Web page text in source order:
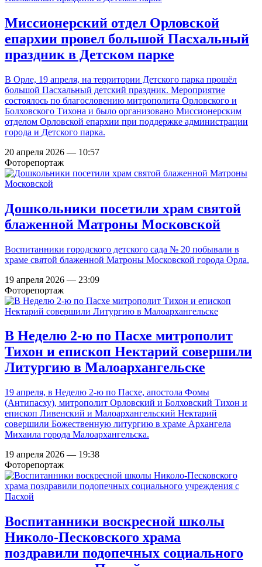
Миссионерский отдел Орловской
епархии провел большой Пасхальный
праздник в Детском парке
В Орле, 19 апреля, на территории Детского парка прошёл
большой Пасхальный детский праздник. Мероприятие
состоялось по благословению митрополита Орловского и
Болховского Тихона и было организовано Миссионерским
отделом Орловской епархии при поддержке администрации
города и Детского парка.
20 апреля 2026 — 10:57
Фоторепортаж
Дошкольники посетили храм святой
блаженной Матроны Московской
Воспитанники городского детского сада № 20 побывали в
храме святой блаженной Матроны Московской города Орла.
19 апреля 2026 — 23:09
Фоторепортаж
В Неделю 2-ю по Пасхе митрополит
Тихон и епископ Нектарий совершили
Литургию в Малоархангельске
19 апреля, в Неделю 2-ю по Пасхе, апостола Фомы
(Антипасху), митрополит Орловский и Болховский Тихон и
епископ Ливенский и Малоархангельский Нектарий
совершили Божественную литургию в храме Архангела
Михаила города Малоархангельска.
19 апреля 2026 — 19:38
Фоторепортаж
Воспитанники воскресной школы
Николо-Песковского храма
поздравили подопечных социального